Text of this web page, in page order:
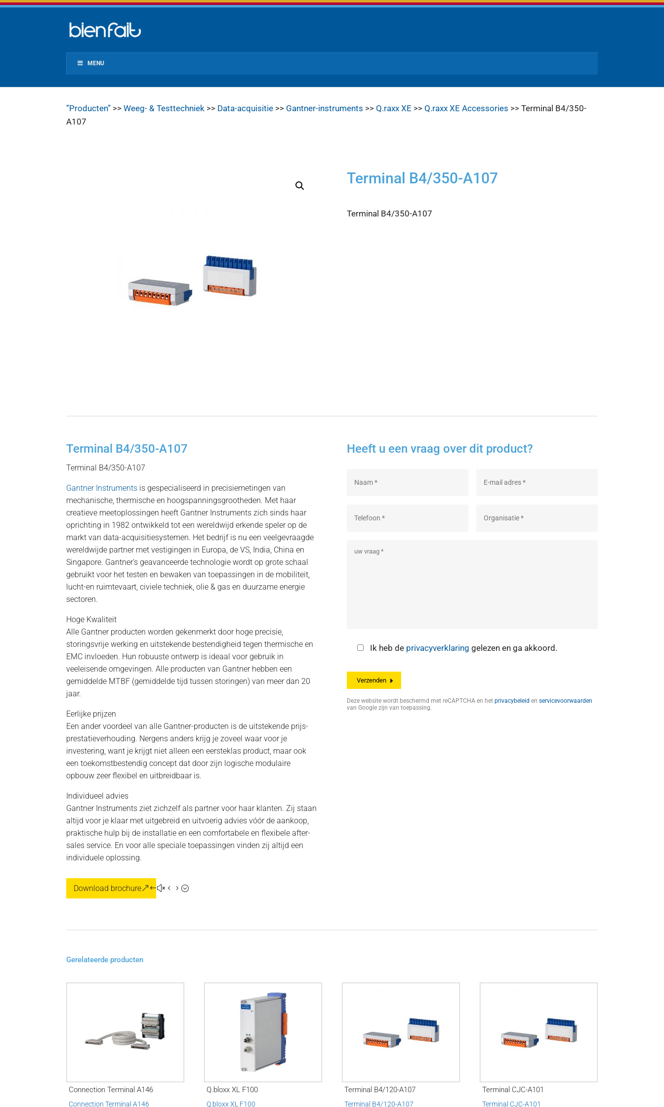
MENU
”Producten” >>Weeg- & Testtechniek >> Data-acquisitie >> Gantner-instruments >> Q.raxx XE >> Q.raxx XE Accessories >> Terminal B4/350-
A107
Terminal B4/350-A107
Terminal B4/350-A107
Terminal B4/350-A107
Terminal B4/350-A107
Gantner Instruments is gespecialiseerd in precisiemetingen van
mechanische, thermische en hoogspanningsgrootheden. Met haar
creatieve meetoplossingen heeft Gantner Instruments zich sinds haar
oprichting in 1982 ontwikkeld tot een wereldwijd erkende speler op de
markt van data-acquisitiesystemen. Het bedrijf is nu een veelgevraagde
wereldwijde partner met vestigingen in Europa, de VS, India, China en
Singapore. Gantner's geavanceerde technologie wordt op grote schaal
gebruikt voor het testen en bewaken van toepassingen in de mobiliteit,
lucht-en ruimtevaart, civiele techniek, olie & gas en duurzame energie
sectoren.
Hoge Kwaliteit
Alle Gantner producten worden gekenmerkt door hoge precisie,
storingsvrije werking en uitstekende bestendigheid tegen thermische en
EMC invloeden. Hun robuuste ontwerp is ideaal voor gebruik in
veeleisende omgevingen. Alle producten van Gantner hebben een
gemiddelde MTBF (gemiddelde tijd tussen storingen) van meer dan 20
jaar.
Eerlijke prijzen
Een ander voordeel van alle Gantner-producten is de uitstekende prijs-
prestatieverhouding. Nergens anders krijg je zoveel waar voor je
investering, want je krijgt niet alleen een eersteklas product, maar ook
een toekomstbestendig concept dat door zijn logische modulaire
opbouw zeer flexibel en uitbreidbaar is.
Individueel advies
Gantner Instruments ziet zichzelf als partner voor haar klanten. Zij staan
altijd voor je klaar met uitgebreid en uitvoerig advies vóór de aankoop,
praktische hulp bij de installatie en een comfortabele en flexibele after-
sales service. En voor alle speciale toepassingen vinden zij altijd een
individuele oplossing.
Download brochure
Heeft u een vraag over dit product?
Ik heb de privacyverklaring gelezen en ga akkoord.
Deze website wordt beschermd met reCAPTCHA en het privacybeleid en servicevoorwaarden
van Google zijn van toepassing.
Gerelateerde producten
Connection Terminal A146
Connection Terminal A146
Q.bloxx XL F100
Q.bloxx XL F100
Terminal B4/120-A107
Terminal B4/120-A107
Terminal CJC-A101
Terminal CJC-A101